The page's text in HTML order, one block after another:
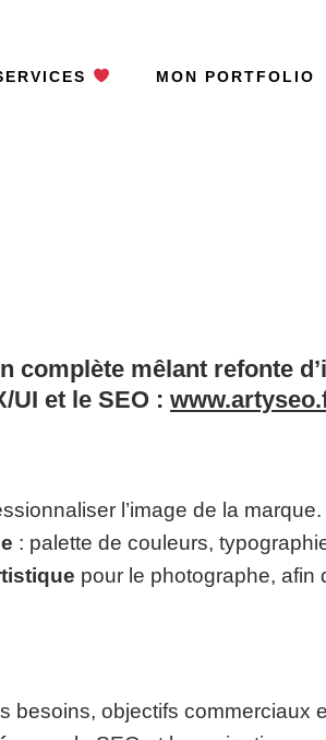
MON PORTFOLIO
complète mêlant refonte
UI et le SEO :
l’image de la marque.
: palette de couleurs,
pour le photographe, afin
besoins, objectifs commerciaux